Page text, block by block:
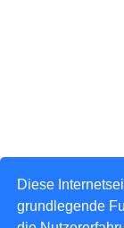
Diese
grundlegende